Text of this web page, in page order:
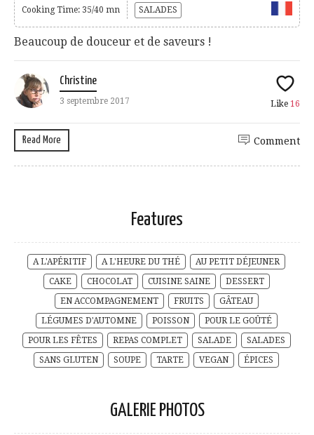
Cooking Time: 35/40 mn SALADES
Beaucoup de douceur et de saveurs !
Christine
3 septembre 2017 Like 16
Read More Comment
Features
A L'APÉRITIF A L'HEURE DU THÉ
AU PETIT DÉJEUNER
CAKE
CHOCOLAT CUISINE SAINE
DESSERT
EN ACCOMPAGNEMENT
FRUITS
GÂTEAU
LÉGUMES D'AUTOMNE
POISSON
POUR LE GOÛTÉ
POUR LES FÊTES
REPAS COMPLET SALADE
SALADES
SANS GLUTEN
SOUPE TARTE VEGAN ÉPICES
GALERIE PHOTOS